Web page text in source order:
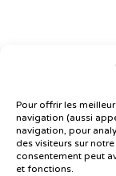
Pour offrir les
navigation (aussi
navigation, pour
des visiteurs sur
consentement peut
et fonctions.